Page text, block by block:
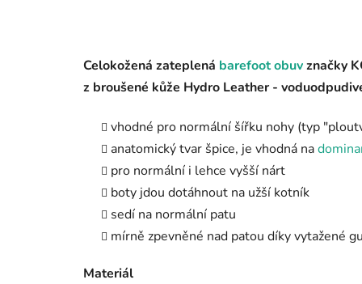
Celokožená zateplená barefoot obuvznačky
z broušené kůže Hydro Leather -
vhodné pro normální šířku nohy (typ
anatomický tvar špice, je vhodná na
pro normální i lehce vyšší nárt
boty jdou dotáhnout na užší kotník
sedí na normální patu
mírně zpevněné nad patou díky vytažené
Materiál